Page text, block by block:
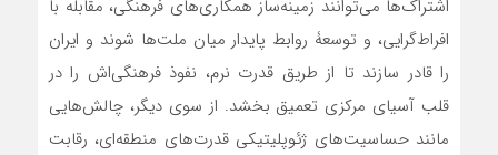
اشتراک‌ها می‌توانند زمینه‌ساز همکاری‌های فرهنگی، مقابله با
افراط‌گرایی، و توسعۀ روابط پایدار میان ملت‌ها شوند و ایران
را قادر سازند تا از طریق قدرت نرم، نفوذ فرهنگی‌اش را در
قلب آسیای مرکزی تعمیق بخشد. از سوی دیگر، چالش‌هایی
مانند حساسیت‌های ژئوپلیتیکی قدرت‌های منطقه‌ای، رقابت